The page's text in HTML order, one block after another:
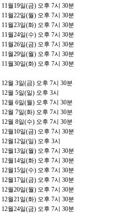
11월 19일(금) 오후 7시 30분
11월22일(월) 오후 7시 30분
11월23일(화) 오후 7시 30분
11월24일(수) 오후 7시 30분
11월26일(금) 오후 7시 30분
11월29일(월) 오후 7시 30분
11월30일(화) 오후 7시 30분
12월 3일(금) 오후 7시 30분
12월 5일(일) 오후 3시
12월 6일(월) 오후 7시 30분
12월 7일(화) 오후 7시 30분
12월 8일(수) 오후 7시 30분
12월 10일(금) 오후 7시 30분
12월 12일(일) 오후 3시
12월 13일(월) 오후 7시 30분
12월 14일(화) 오후 7시 30분
12월 15일(수) 오후 7시 30분
12월 17일(금) 오후 7시 30분
12월20일(월) 오후 7시 30분
12월21일(화) 오후 7시 30분
12월24일(금) 오후 7시 30분